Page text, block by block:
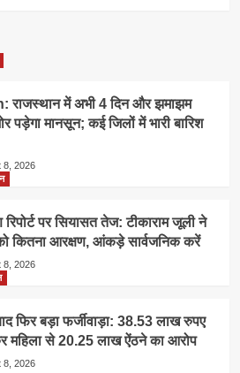
में अभी 4 दिन और झमाझम
पड़ेगा मानसून; कई जिलों में भारी बारिश
8, 2026
पर सियासत तेज: टीकाराम जूली ने
कितना आरक्षण, आंकड़े सार्वजनिक करें
8, 2026
फिर बड़ा फर्जीवाड़ा: 38.53 लाख रुपए
महिला से 20.25 लाख ऐंठने का आरोप
8, 2026